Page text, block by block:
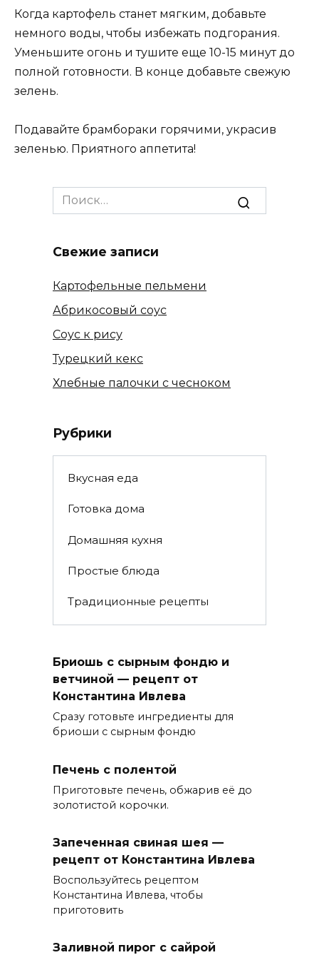
Когда картофель станет мягким, добавьте
немного воды, чтобы избежать подгорания.
Уменьшите огонь и тушите еще 10-15 минут до
полной готовности. В конце добавьте свежую
зелень.
Подавайте брамбораки горячими, украсив
зеленью. Приятного аппетита!
Search
for:
Свежие записи
Картофельные пельмени
Абрикосовый соус
Соус к рису
Турецкий кекс
Хлебные палочки с чесноком
Рубрики
Вкусная еда
Готовка дома
Домашняя кухня
Простые блюда
Традиционные рецепты
Бриошь с сырным фондю и
ветчиной — рецепт от
Константина Ивлева
Сразу готовьте ингредиенты для
бриоши с сырным фондю
Печень с полентой
Приготовьте печень, обжарив её до
золотистой корочки.
Запеченная свиная шея —
рецепт от Константина Ивлева
Воспользуйтесь рецептом
Константина Ивлева, чтобы
приготовить
Заливной пирог с сайрой